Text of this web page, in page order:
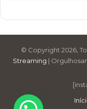
© Copyright 2026,
Streaming |